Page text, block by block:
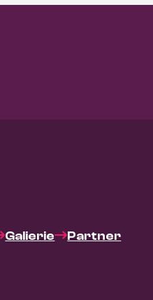
Galierie Partner